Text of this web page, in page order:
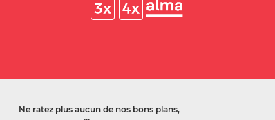
Ne ratez plus aucun de nos bons plans,